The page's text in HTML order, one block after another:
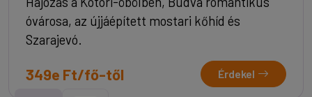
óvárosa, az újjáépített mostari kőhíd és
Szarajevó.
349e Ft/fő-től Érdekel